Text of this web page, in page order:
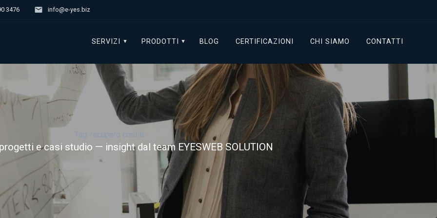
3476 info@e-yes.biz
SERVIZI PRODOTTI BLOG CERTIFICAZIONI CHI SIAMO CONTATTI
e casi studio — insight dal team EYESWEB SOLUTION